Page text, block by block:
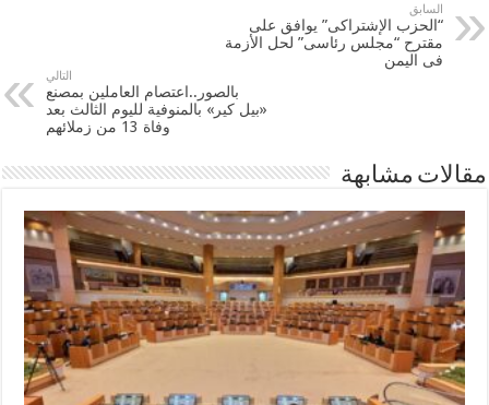
السابق
“الحزب الإشتراكى” يوافق على
مقترح “مجلس رئاسى” لحل الأزمة
فى ‫‏اليمن
التالي
بالصور..اعتصام العاملين بمصنع
«بيل كير» بالمنوفية لليوم الثالث بعد
وفاة 13 من زملائهم
مقالات مشابهة